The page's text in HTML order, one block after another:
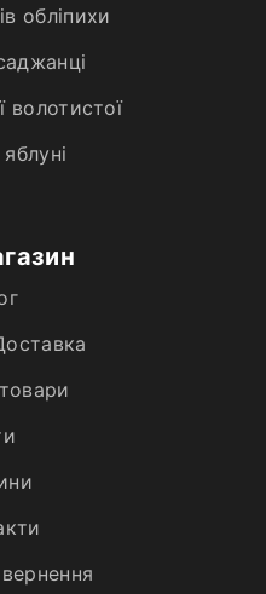
обліпихи
волотистої